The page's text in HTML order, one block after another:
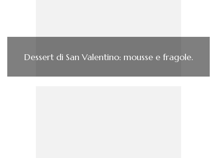
Dessert di San Valentino: mousse e fragole.